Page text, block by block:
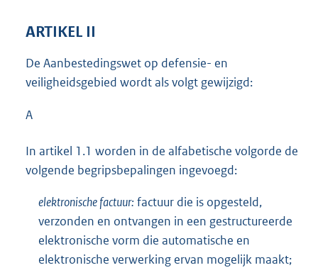
ARTIKEL II
De Aanbestedingswet op defensie- en
veiligheidsgebied wordt als volgt gewijzigd:
A
In artikel 1.1 worden in de alfabetische volgorde de
volgende begripsbepalingen ingevoegd:
elektronische factuur: factuur die is opgesteld,
verzonden en ontvangen in een gestructureerde
elektronische vorm die automatische en
elektronische verwerking ervan mogelijk maakt;